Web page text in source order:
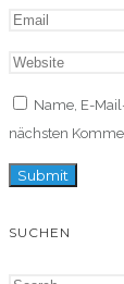
Name, E-
nächsten
SUCHEN